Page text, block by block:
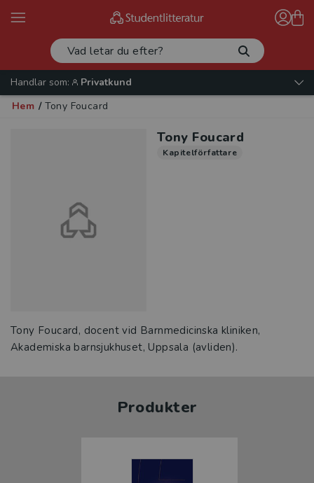
Handlar som:
Privatkund
Hem / Tony Foucard
Tony Foucard
Kapitelförfattare
Tony Foucard, docent vid Barnmedicinska kliniken,
Akademiska barnsjukhuset, Uppsala (avliden).
Produkter